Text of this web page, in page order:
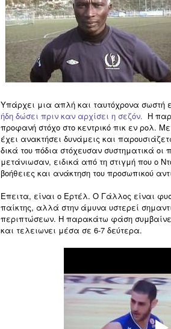
Υπάρχει μια απλή και ταυτόχρονα σωστή
ήδη δώσει πριν καν αρχίσει η σεζόν. H
προφανή στόχο στο κεντρικό πικ εν ρολ.
έχει ανακτήσει δυνάμεις και
δικά του πόδια στόχευσαν συστηματικά οι
μετάνιωσαν, ειδικά από τη στιγμή που ο
βοήθειες και ανάκτηση του προσωπικού
Επειτα, είναι ο Ερτέλ. Ο Γάλλος είναι
παίκτης, αλλά στην άμυνα υστερεί
περιπτώσεων. Η παρακάτω φάση
και τελειωνει μέσα σε 6-7 δεύτερα.